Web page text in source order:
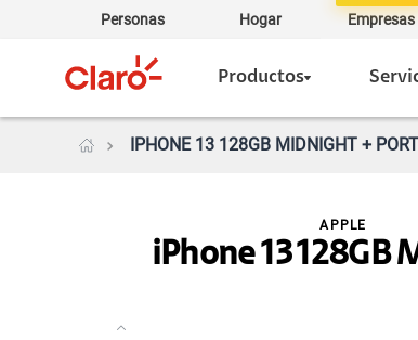
Personas Hogar Empresas
Productos
IPHONE 13 128GB MIDNIGHT +
iPhone 13 128GB
APPLE